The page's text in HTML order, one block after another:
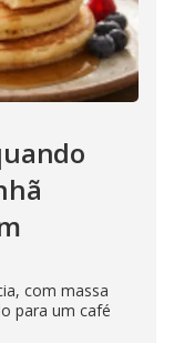
com massa
para um café